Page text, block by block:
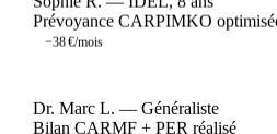
Prévoyance CARPIMKO
−38 €/mois
Dr. Marc L. — Généraliste
Bilan CARMF + PER réalisé